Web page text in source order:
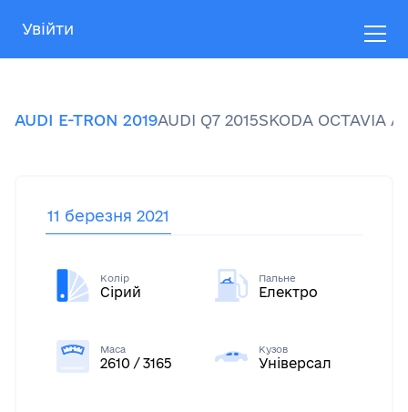
Увійти
AUDI E-TRON 2019AUDI Q7 2015SKODA OCTAVIA
11 березня 2021
Колір
Сірий
Пальне
Електро
Маса
2610 / 3165
Кузов
Універсал